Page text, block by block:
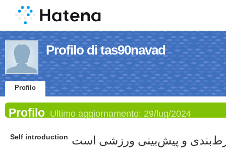
Profilo di tas90navad
Profilo
Profilo Ultimo aggiornamento: 29/lug/2024
Self introduction شرط‌بندی و پیش‌بینی ورزشی است